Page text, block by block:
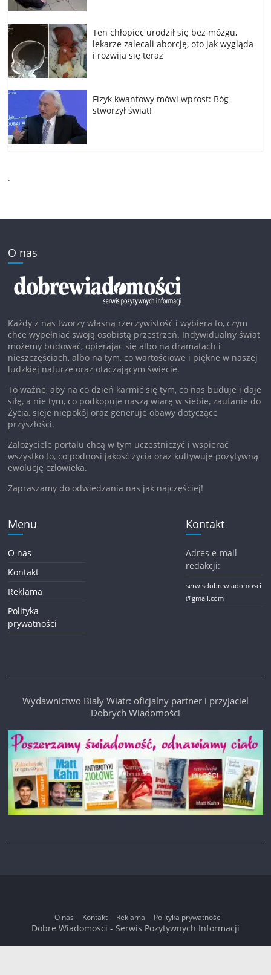
Ten chłopiec urodził się bez mózgu,
lekarze zalecali aborcję, oto jak wygląda
i rozwija się teraz
Fizyk kwantowy mówi wprost: Bóg
stworzył świat!
.
O nas
Każdy z nas tworzy własną rzeczywistość i wybiera to, czym
chce wypełniać swoją osobistą przestrzeń. Indywidualny świat
możemy budować, opierając się albo na dramatach i
nieszczęściach, albo na tym, co wartościowe i piękne w naszej
ludzkiej naturze oraz otaczającym świecie.
To ważne, aby na co dzień karmić się tym, co nas buduje i daje
siłę, a nie tym, co podkopuje naszą wiarę w siebie, zaufanie do
Życia, sieje niepokój oraz generuje obawy dotyczące
przyszłości.
Założyciele portalu chcą w tym uczestniczyć i wspierać
wszystko to, co podnosi jakość życia oraz kultywuje pozytywną
ewolucję człowieka.
Zapraszamy do odwiedzania nas jak najczęściej!
Menu
O nas
Kontakt
Reklama
Polityka
prywatności
Kontakt
Adres e-mail
redakcji:
serwisdobrewiadomosci
@gmail.com
Wydawnictwo Biały Wiatr: oficjalny partner i przyjaciel
Dobrych Wiadomości
O nas Kontakt Reklama Polityka prywatności
Dobre Wiadomości - Serwis Pozytywnych Informacji